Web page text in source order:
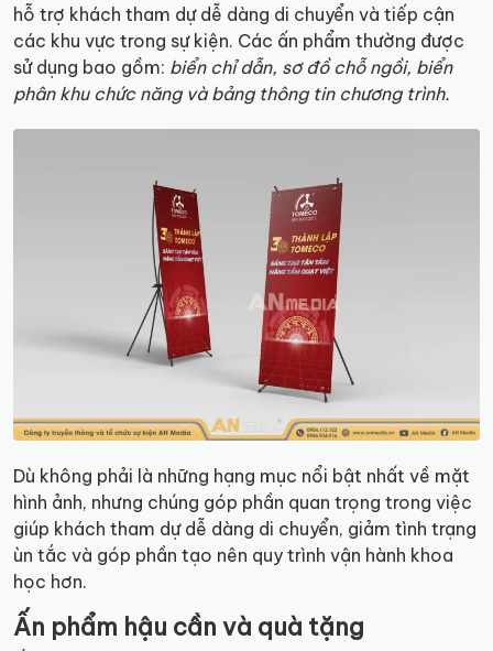
hỗ trợ khách tham dự dễ dàng di chuyển và tiếp cận
các khu vực trong sự kiện. Các ấn phẩm thường được
sử dụng bao gồm: biển chỉ dẫn, sơ đồ chỗ ngồi, biển
phân khu chức năng và bảng thông tin chương trình.
Dù không phải là những hạng mục nổi bật nhất về mặt
hình ảnh, nhưng chúng góp phần quan trọng trong việc
giúp khách tham dự dễ dàng di chuyển, giảm tình trạng
ùn tắc và góp phần tạo nên quy trình vận hành khoa
học hơn.
Ấn phẩm hậu cần và quà tặng